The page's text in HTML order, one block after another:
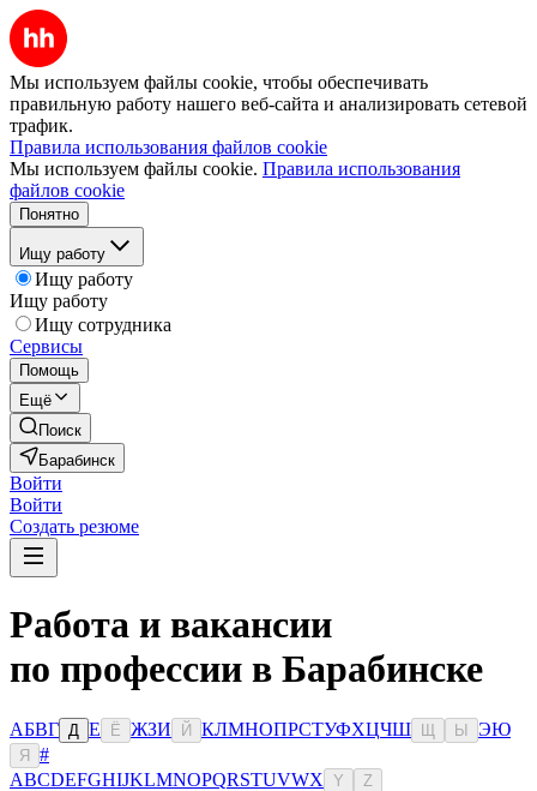
Мы используем файлы cookie, чтобы обеспечивать
правильную работу нашего веб-сайта и анализировать сетевой
трафик.
Правила использования файлов cookie
Мы используем файлы cookie. Правила использования
файлов cookie
Понятно
Ищу работу
Ищу работу
Ищу работу
Ищу сотрудника
Сервисы
Помощь
Ещё
Поиск
Барабинск
Войти
Войти
Создать резюме
Работа и вакансии
по профессии в Барабинске
АБВГ Д Е Ё ЖЗИ Й КЛМНОПРСТУФХЦЧШ Ы ЭЮ
Я
#
ABCDEFGHIJKLMNOPQRSTUVWX Y Z